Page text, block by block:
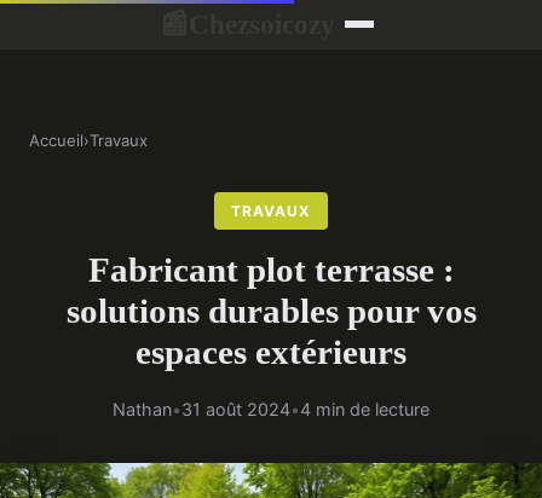
Accueil›Travaux
TRAVAUX
Fabricant plot terrasse :
solutions durables pour vos
espaces extérieurs
Nathan•31 août 2024•4 min de lecture